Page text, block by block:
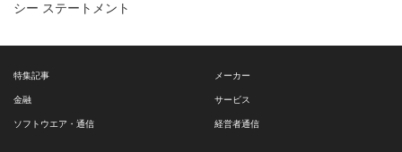
シー ステートメント
特集記事 メーカー
金融 サービス
ソフトウエア・通信 経営者通信